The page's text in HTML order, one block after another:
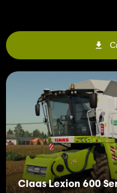
Claas Lexion 600